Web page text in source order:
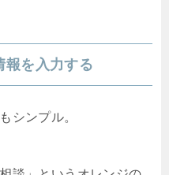
報を入力する
シンプル。